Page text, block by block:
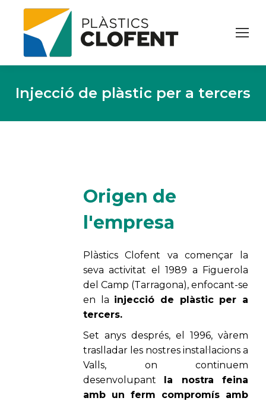
Injecció de plàstic per a tercers
Origen de
l'empresa
PlàsticsClofent va començar la
seva activitat el 1989 a Figuerola
del Camp (Tarragona), enfocant-se
en la injecció de plàstic per a
tercers.
Set anys després, el 1996, vàrem
traslladar les nostres instal·lacions a
Valls, on continuem
desenvolupant la nostra feina
amb un ferm compromís amb